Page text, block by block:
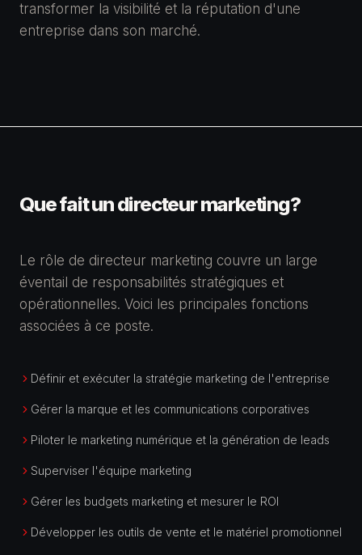
transformer la visibilité et la réputation d'une
entreprise dans son marché.
Que fait undirecteur marketing?
Le rôle de directeur marketing couvre un large
éventail de responsabilités stratégiques et
opérationnelles. Voici les principales fonctions
associées à ce poste.
Définir et exécuter la stratégie marketing de l'entreprise
Gérer la marque et les communications corporatives
Piloter le marketing numérique et la génération de leads
Superviser l'équipe marketing
Gérer les budgets marketing et mesurer le ROI
Développer les outils de vente et le matériel promotionnel